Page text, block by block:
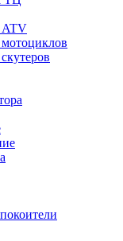
ATV